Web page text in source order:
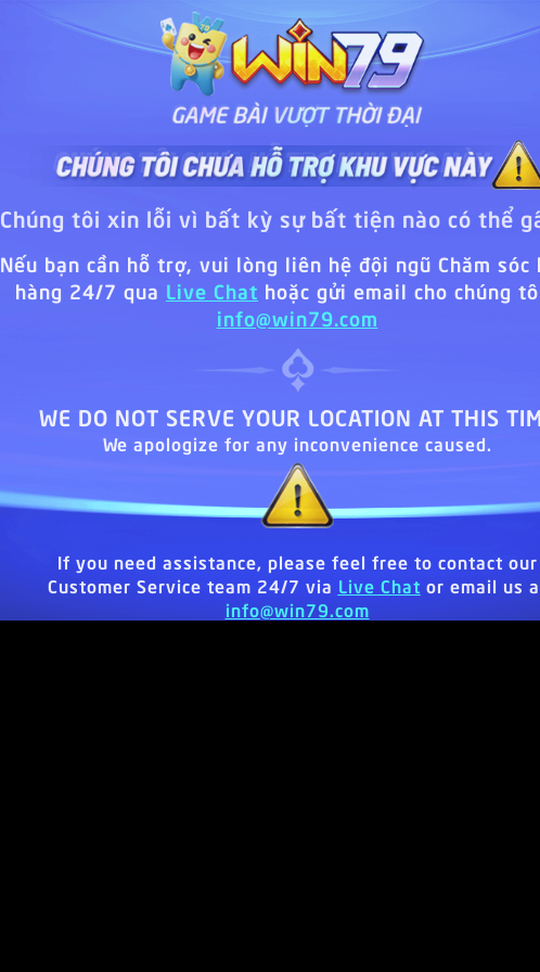
Chúng tôi xin lỗi vì bất kỳ sự bất tiện nào có thể
Nếu bạn cần hỗ trợ, vui lòng liên hệ đội ngũ Chăm sóc
hàng 24/7 qua Live Chat hoặc gửi email cho chúng
info@win79.com
WE DO NOT SERVE YOUR LOCATION AT THIS
We apologize for any inconvenience caused.
If you need assistance, please feel free to contact our
Customer Service team 24/7 via Live Chat or email us
info@win79.com